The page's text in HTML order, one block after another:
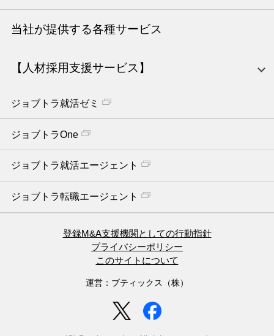
当社が提供する各種サービス
【人材採用支援サービス】
ジョブトラ就活ゼミ
ジョブトラOne
ジョブトラ就活エージェント
ジョブトラ転職エージェント
登録M&A支援機関としての行動指針
プライバシーポリシー
このサイトについて
運営：ブティックス（株）